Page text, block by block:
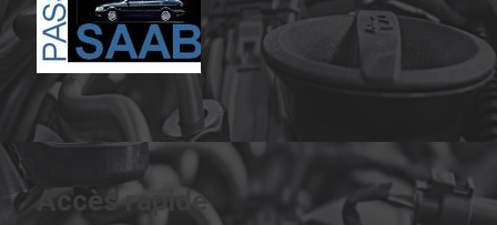
Accès rapide